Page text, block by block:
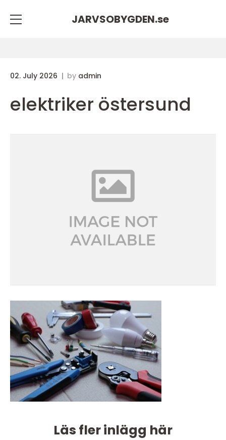
JARVSOBYGDEN.se
02. July 2026 by admin
elektriker östersund
Läs fler inlägg här